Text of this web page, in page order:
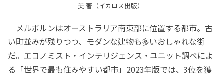
美 著（イカロス出版）
メルボルンはオーストラリア南東部に位置する都市。古
い町並みが残りつつ、モダンな建物も多いおしゃれな街
だ。エコノミスト・インテリジェンス・ユニット調べによ
る「世界で最も住みやすい都市」2023年版では、3位を獲